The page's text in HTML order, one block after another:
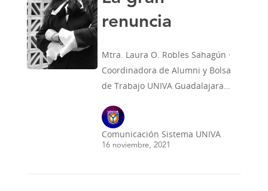
renuncia
Mtra. Laura O. Robles Sahagún ·
Coordinadora de Alumni y Bolsa
de Trabajo UNIVA Guadalajara…
Comunicación Sistema UNIVA
16 noviembre, 2021